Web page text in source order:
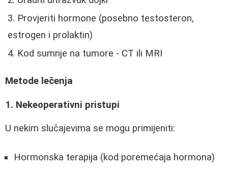
Provjeriti hormone (posebno testosteron,
estrogen i prolaktin)
Kod sumnje na tumore - CT ili MRI
Metode lečenja
1. Nekeoperativni pristupi
U nekim slučajevima se mogu primijeniti:
Hormonska terapija (kod poremećaja hormona)